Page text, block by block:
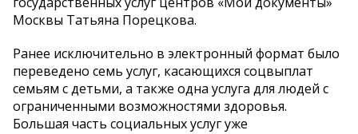
Москвы Татьяна Порецкова.
Ранее исключительно в электронный формат было
переведено семь услуг, касающихся соцвыплат
семьям с детьми, а также одна услуга для людей с
ограниченными возможностями здоровья.
Большая часть социальных услуг уже